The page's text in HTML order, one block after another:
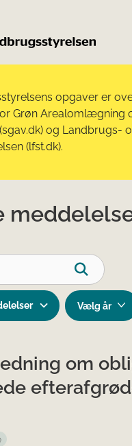
opgaver er
Grøn Arealomlægning
og Landbrugs-
(lfst.dk).
om